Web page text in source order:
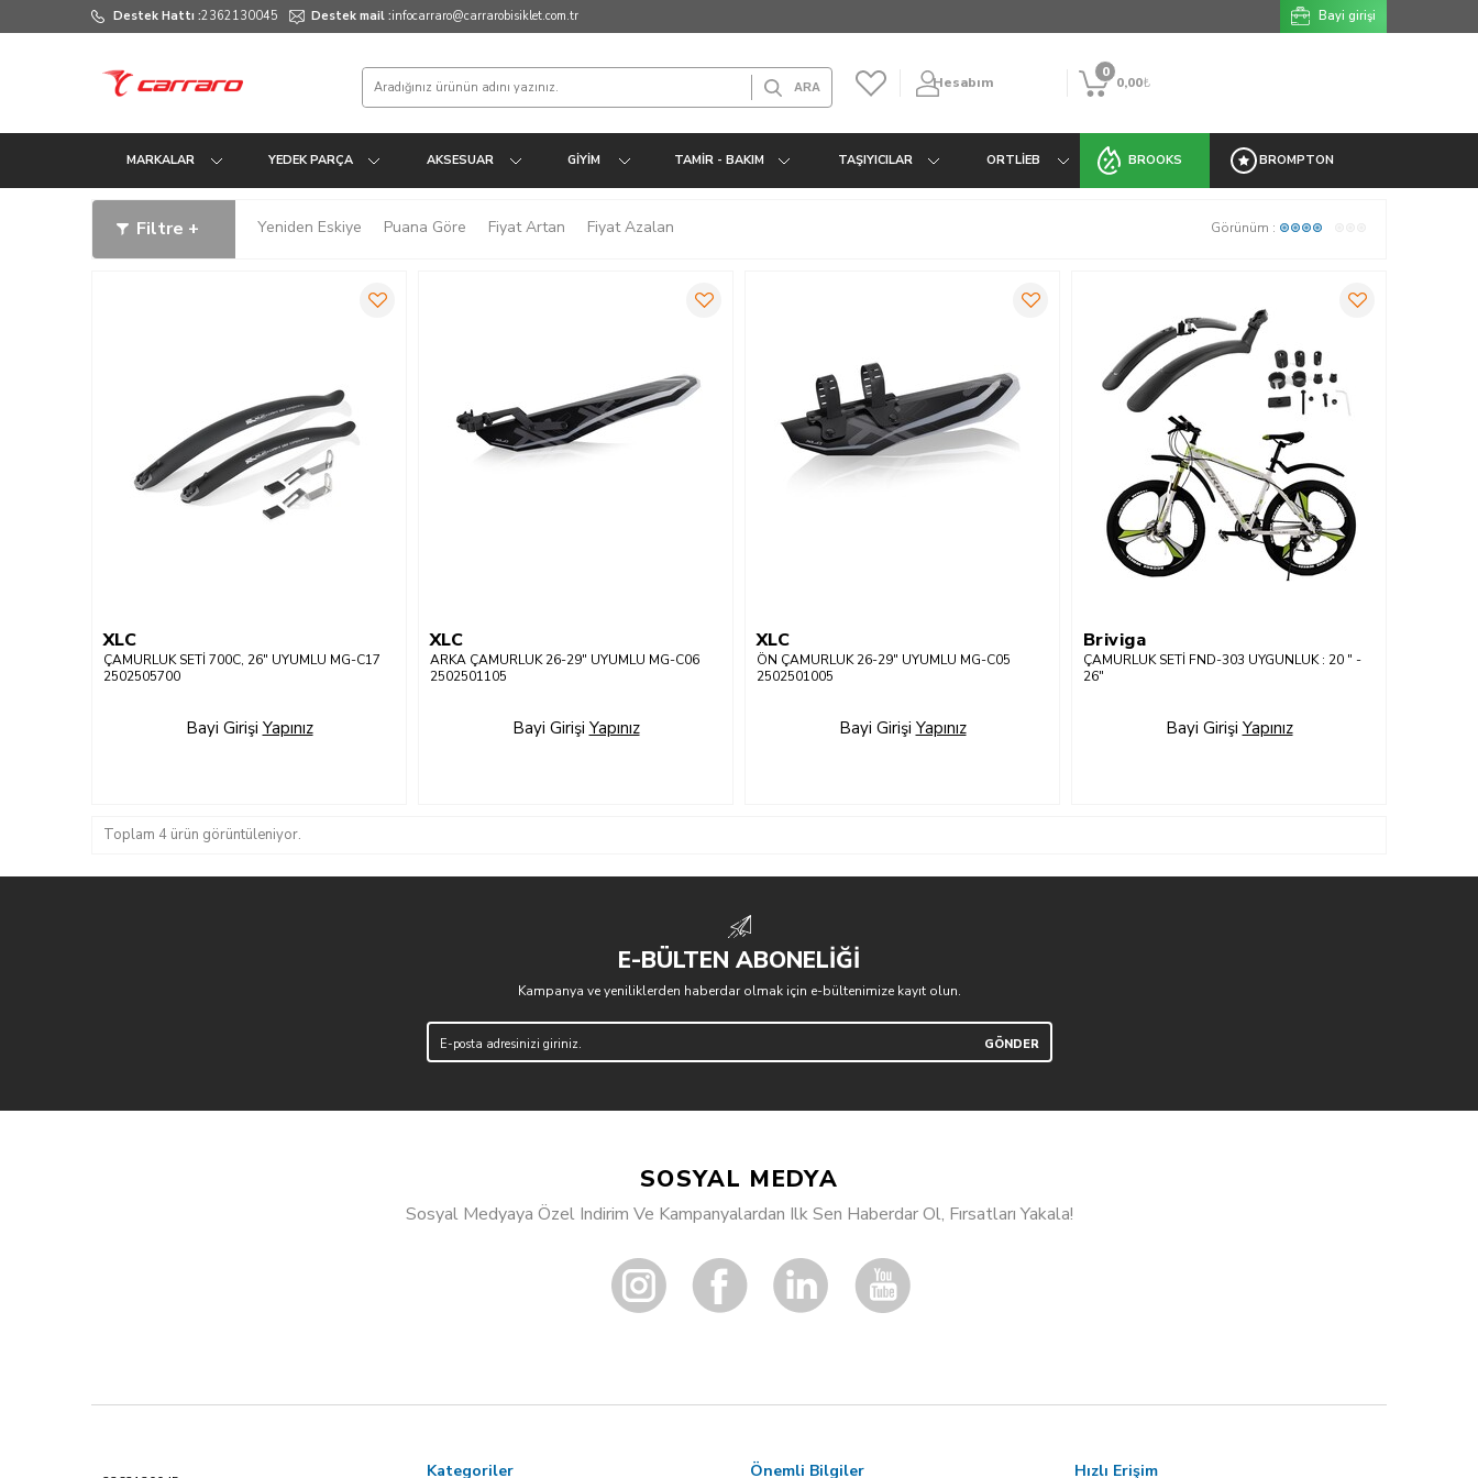
Destek Hattı :2362130045 Destek mail :infocarraro@carrarobisiklet.com.tr Bayi girişi
Hesabım 0,00₺
0
MARKALAR YEDEK PARÇA AKSESUAR GIYIM TAMIR - BAKIM TAŞIYICILAR ORTLIEB BROOKS BROMPTON
Filtre + Yeniden Eskiye Puana Göre Fiyat Artan Fiyat Azalan Görünüm :
XLC
ÇAMURLUK SETİ 700C, 26" UYUMLU MG-C17
2502505700
Bayi Girişi Yapınız
XLC
ARKA ÇAMURLUK 26-29" UYUMLU MG-C06
2502501105
Bayi Girişi Yapınız
XLC
ÖN ÇAMURLUK 26-29" UYUMLU MG-C05
2502501005
Bayi Girişi Yapınız
Briviga
ÇAMURLUK SETİ FND-303 UYGUNLUK : 20 " -
26"
Bayi Girişi Yapınız
Toplam 4 ürün görüntüleniyor.
E-BÜLTEN ABONELİĞİ
Kampanya ve yeniliklerden haberdar olmak için e-bültenimize kayıt olun.
SOSYAL MEDYA
Sosyal Medyaya Özel Indirim Ve Kampanyalardan Ilk Sen Haberdar Ol, Fırsatları Yakala!
Kategoriler Önemli Bilgiler Hızlı Erişim